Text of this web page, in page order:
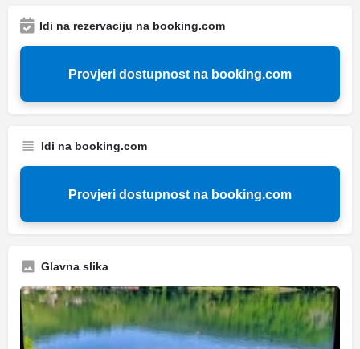
Idi na rezervaciju na booking.com
Provjeri dostupnost na booking.com
Idi na booking.com
Provjeri dostupnost na booking.com
Glavna slika